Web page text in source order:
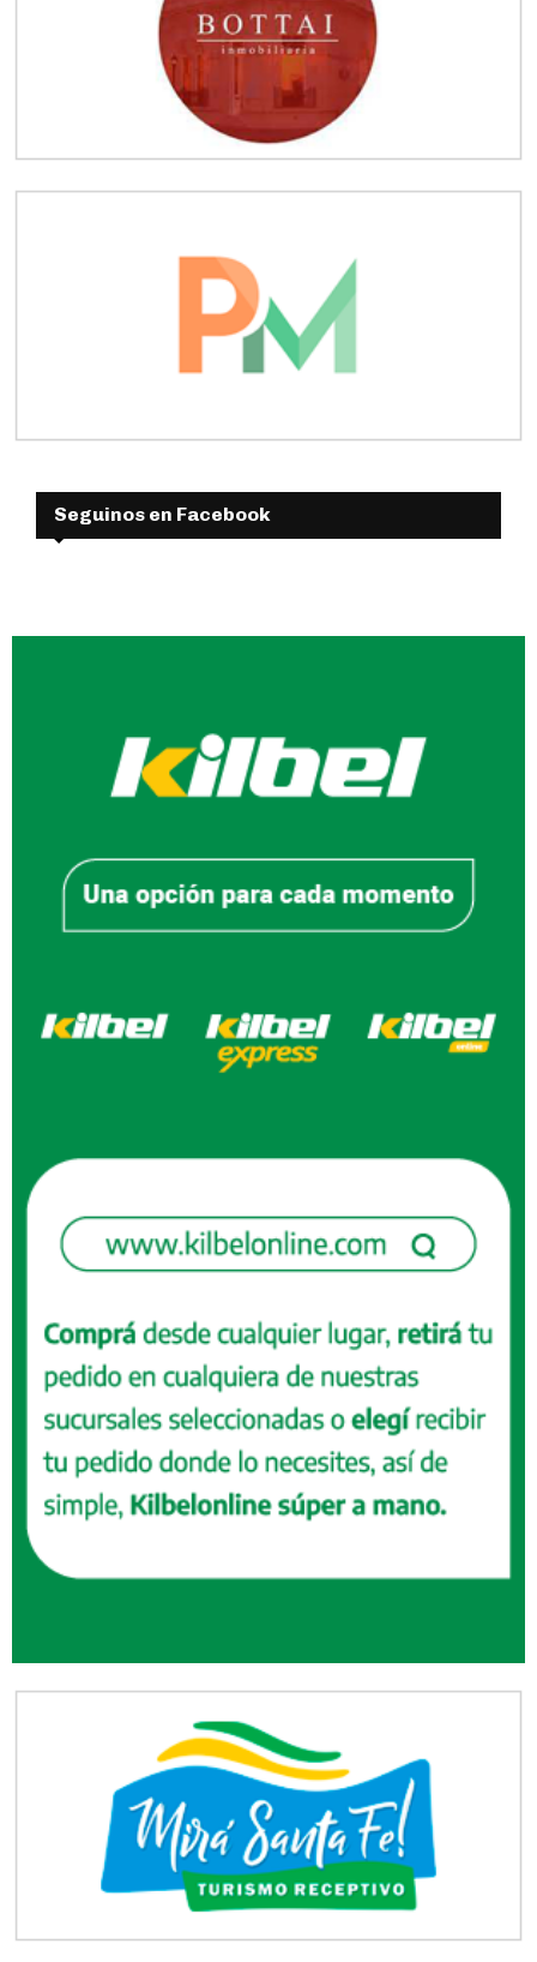
Seguinos en Facebook